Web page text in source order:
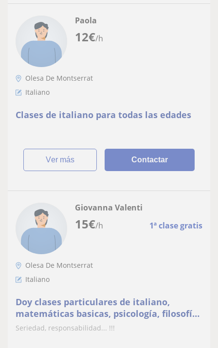
12€/h
Paola
Olesa De Montserrat
Italiano
Clases de italiano para todas las edades
ver más Contactar
15€/h 1ª clase gratis
Giovanna Valenti
Olesa De Montserrat
Italiano
Doy clases particulares de italiano,
matemáticas basicas, psicología, filosofía
etc
Seriedad, responsabilidad... !!!